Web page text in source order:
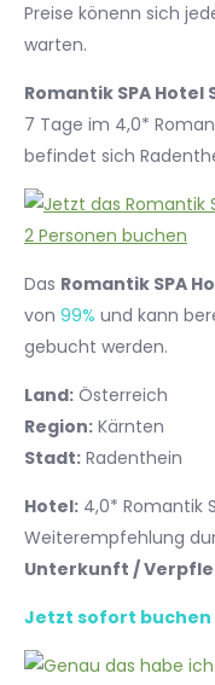
Preise könenn sich
warten.
Romantik SPA Hotel
7 Tage im 4,0*
befindet sich
Das Romantik SPA
von 99% und kann
gebucht werden.
Land: Österreich
Region: Kärnten
Stadt: Radenthein
Hotel: 4,0* Romantik
Weiterempfehlung
Unterkunft /
Jetzt sofort buchen